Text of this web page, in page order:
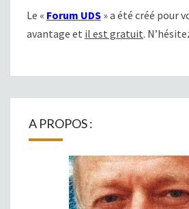
Le « Forum UDS » a été créé pour
avantage et il est gratuit.
A PROPOS :